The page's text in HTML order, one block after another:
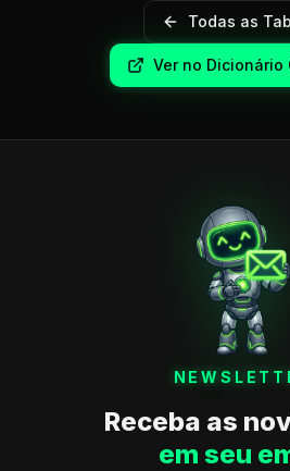
Todas as
Ver no Dicionário
Receba as
em seu